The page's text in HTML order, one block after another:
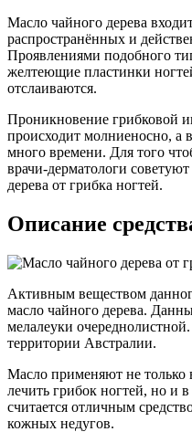
Масло чайного дерева
распространённых и
Проявлениями подобного
желтеющие пластинки
отслаиваются.
Проникновение грибковой
происходит молниеносно, а
много времени. Для того
врачи-дерматологи
дерева от грибка ногтей.
Описание
Активным веществом
масло чайного дерева.
мелалеуки
территории Австралии.
Масло применяют не только
лечить грибок ногтей, но и
считается отличным
кожных недугов.